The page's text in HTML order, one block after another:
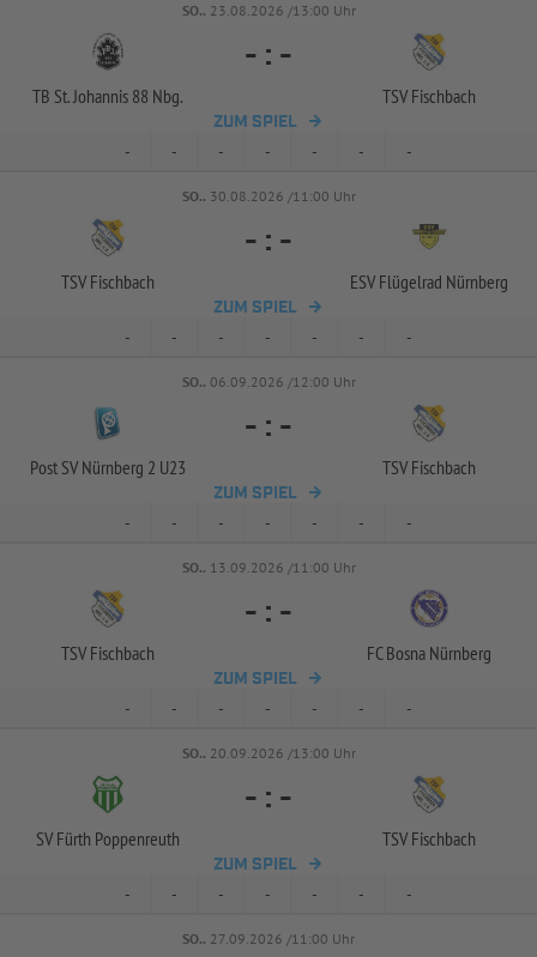
SO.. 23.08.2026 /13:00 Uhr
TB St. Johannis 88 Nbg.
- : -
TSV Fischbach
ZUM SPIEL
- - - - - - -
SO.. 30.08.2026 /11:00 Uhr
TSV Fischbach
- : -
ESV Flügelrad Nürnberg
ZUM SPIEL
- - - - - - -
SO.. 06.09.2026 /12:00 Uhr
Post SV Nürnberg 2 U23
- : -
TSV Fischbach
ZUM SPIEL
- - - - - - -
SO.. 13.09.2026 /11:00 Uhr
TSV Fischbach
- : -
FC Bosna Nürnberg
ZUM SPIEL
- - - - - - -
SO.. 20.09.2026 /13:00 Uhr
SV Fürth Poppenreuth
- : -
TSV Fischbach
ZUM SPIEL
- - - - - - -
SO.. 27.09.2026 /11:00 Uhr